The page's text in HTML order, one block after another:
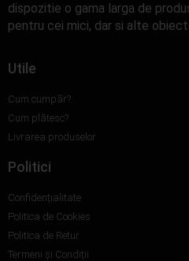
dispozitie o gama larga de
pentru cei mici, dar si alte
Utile
Cum cumpăr?
Cum plătesc?
Livrarea produselor
Politici
Confidențialitate
Politica de Cookies
Politica de Retur
Termeni și Condiții